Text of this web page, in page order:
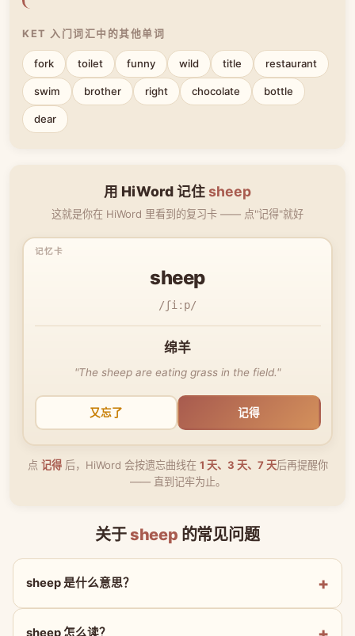
KET 入门词汇中的其他单词
fork toilet funny wild title restaurant
swim brother right chocolate bottle
dear
用 HiWord 记住sheep
这就是你在 HiWord 里看到的复习卡 —— 点"记得"就好
sheep
/ʃiːp/
绵羊
"The sheep are eating grass in the field."
又忘了 记得
点 记得后，HiWord 会按遗忘曲线在 1 天、3 天、7 天后再提醒你
—— 直到记牢为止。
关于 sheep 的常见问题
sheep 是什么意思？
sheep 怎么读？